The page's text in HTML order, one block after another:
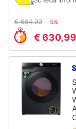
€ 664,99 -5%
€ 630,99